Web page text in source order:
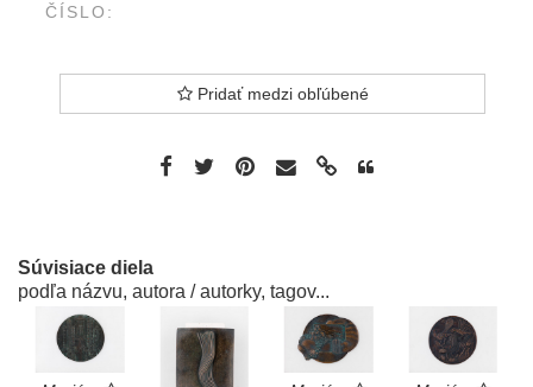
ČÍSLO:
Pridať medzi obľúbené
Súvisiace diela
podľa názvu, autora / autorky, tagov...